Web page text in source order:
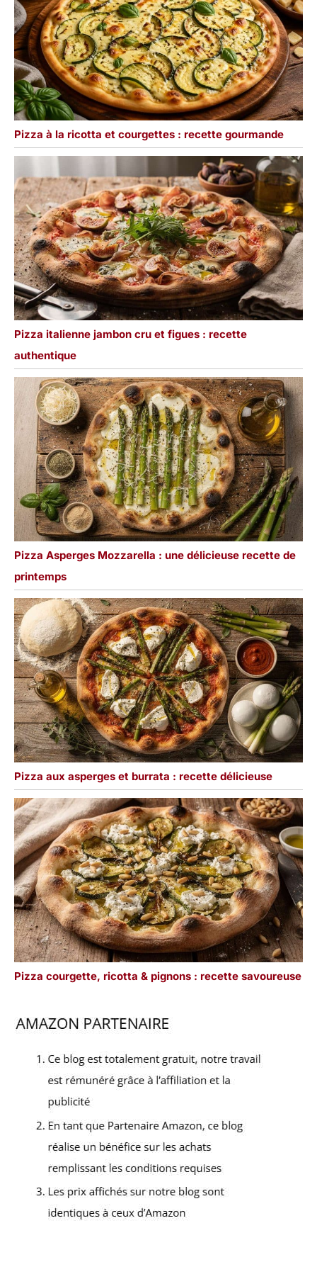
Pizza à la ricotta et courgettes : recette gourmande
Pizza italienne jambon cru et figues : recette
authentique
Pizza Asperges Mozzarella : une délicieuse recette de
printemps
Pizza aux asperges et burrata : recette délicieuse
Pizza courgette, ricotta & pignons : recette savoureuse